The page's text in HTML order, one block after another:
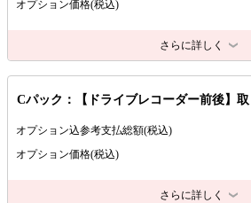
オプション価格(税込)
さらに詳しく
Cパック：【ドライブレコーダー前後】
オプション込参考支払総額(税込)
オプション価格(税込)
さらに詳しく